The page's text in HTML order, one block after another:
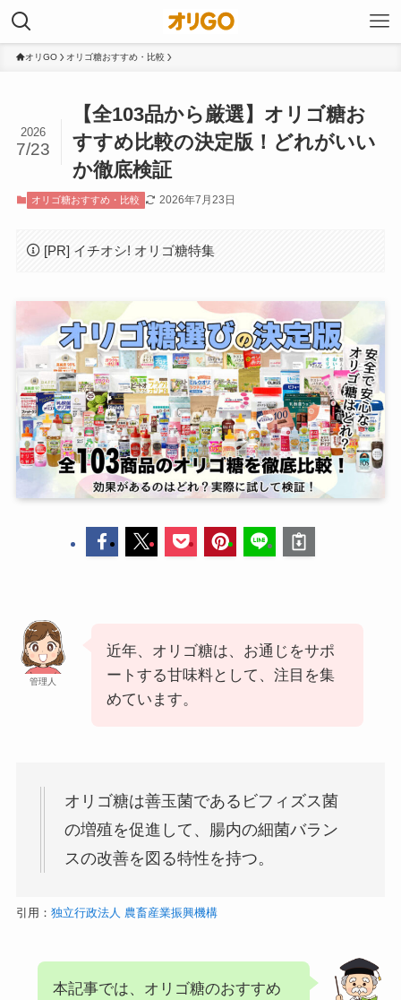
オリGO オリゴ糖おすすめ・比較
【全103品から厳選】オリゴ糖お
すすめ比較の決定版！どれがいい
か徹底検証
2026
7/23
オリゴ糖おすすめ・比較 2026年7月23日
[PR] イチオシ! オリゴ糖特集
管理人
近年、オリゴ糖は、お通じをサポ
ートする甘味料として、注目を集
めています。
オリゴ糖は善玉菌であるビフィズス菌
の増殖を促進して、腸内の細菌バラン
スの改善を図る特性を持つ。
引用： 独立行政法人 農畜産業振興機構
本記事では、オリゴ糖のおすすめ